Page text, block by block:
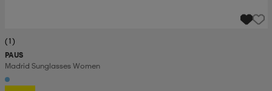
(1)
PAUS
Madrid Sunglasses Women